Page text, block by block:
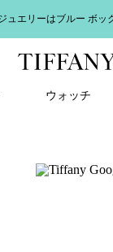
ウォッチ